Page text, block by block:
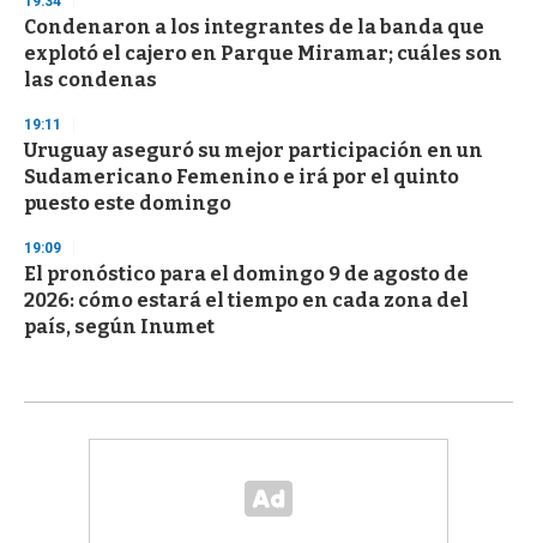
Condenaron a los integrantes de la banda que
explotó el cajero en Parque Miramar; cuáles son
las condenas
19:11
Uruguay aseguró su mejor participación en un
Sudamericano Femenino e irá por el quinto
puesto este domingo
19:09
El pronóstico para el domingo 9 de agosto de
2026: cómo estará el tiempo en cada zona del
país, según Inumet